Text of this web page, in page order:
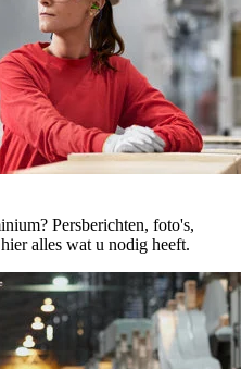
Persberichten, foto's,
alles wat u nodig heeft.